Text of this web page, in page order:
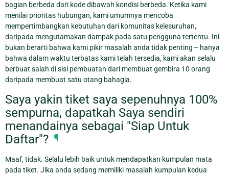
bagian berbeda dari kode dibawah kondisi berbeda. Ketika kami
menilai prioritas hubungan, kami umumnya mencoba
mempertimbangkan kebutuhan dari komunitas kelesuruhan,
daripada mengutamakan dampak pada satu pengguna tertentu. Ini
bukan berarti bahwa kami pikir masalah anda tidak penting -- hanya
bahwa dalam waktu terbatas kami telah tersedia, kami akan selalu
berbuat salah di sisi pembuatan dari membuat gembira 10 orang
daripada membuat satu otang bahagia.
Saya yakin tiket saya sepenuhnya 100%
sempurna, dapatkah Saya sendiri
menandainya sebagai "Siap Untuk
Daftar"? ¶
Maaf, tidak. Selalu lebih baik untuk mendapatkan kumpulan mata
pada tiket. Jika anda sedang memiliki masalah kumpulan kedua